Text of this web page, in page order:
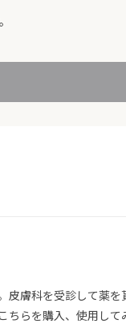
膚科を受診して薬
らを購入、使用し